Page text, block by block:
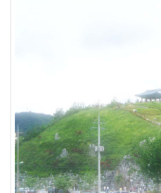
년
2
월
7
2011
년